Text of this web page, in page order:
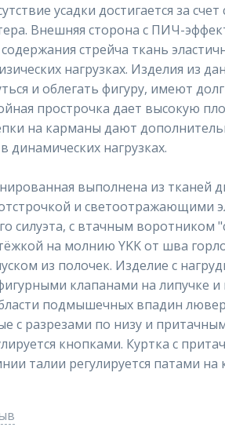
усадки достигается за
Внешняя сторона с ПИЧ-
содержания стрейча ткань
нагрузках. Изделия из
и облегать фигуру, имеют
прострочка дает высокую
на карманы дают
динамических нагрузках.
выполнена из тканей
и светоотражающими
силуэта, с втачным воротником
на молнию YKK от шва
из полочек. Изделие с
клапанами на липучке
подмышечных впадин
с разрезами по низу и
кнопками. Куртка с
талии регулируется патами на